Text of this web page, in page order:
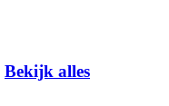
Bekijk alles